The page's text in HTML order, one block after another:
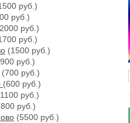
руб.)
руб.)
руб.)
руб.)
(1500 руб.)
руб.)
(700 руб.)
(600 руб.)
руб.)
руб.)
(5500 руб.)